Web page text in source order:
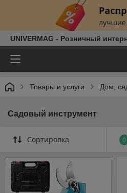
UNIVERMAG - Розничный
Товары и услуги Дом,
Садовый инструмент
Сортировка 0